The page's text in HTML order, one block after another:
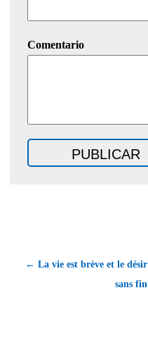
Comentario
← La vie est brève et le désir
sans fin